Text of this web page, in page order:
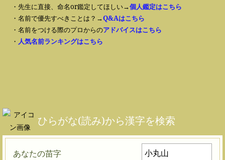
・先生に直接、命名or鑑定してほしい→個人鑑定はこちら
・名前で優先すべきことは？→Q&Aはこちら
・名前をつける際のプロからのアドバイスはこちら
・ 人気名前ランキングはこちら
ひらがな(読み)から漢字を検索
あなたの苗字